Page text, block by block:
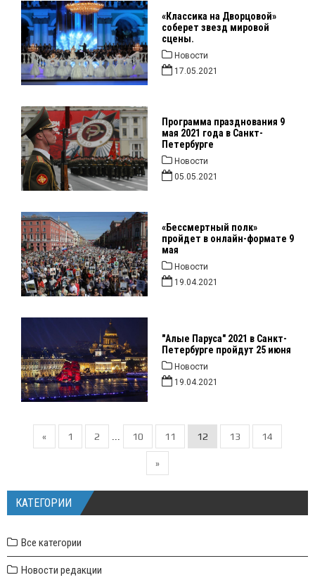
«Классика на Дворцовой»
соберет звезд мировой
сцены.
Новости
17.05.2021
Программа празднования 9
мая 2021 года в Санкт-
Петербурге
Новости
05.05.2021
«Бессмертный полк»
пройдет в онлайн-формате 9
мая
Новости
19.04.2021
"Алые Паруса" 2021 в Санкт-
Петербурге пройдут 25 июня
Новости
19.04.2021
« 1 2 ... 10 11 12 13 14
»
КАТЕГОРИИ
Все категории
Новости редакции